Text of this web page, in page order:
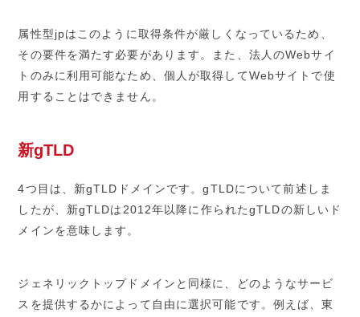
属性型jpはこのように取得条件が厳しくなっているため、
その要件を満たす必要があります。また、法人のWebサイ
トのみに利用可能なため、個人が取得してWebサイトで使
用することはできません。
新gTLD
4つ目は、新gTLDドメインです。gTLDについて前述しま
したが、新gTLDは2012年以降に作られたgTLDの新しいド
メインを意味します。
ジェネリックトップドメインと同様に、どのようなサービ
スを提供するかによって自由に選択可能です。例えば、東